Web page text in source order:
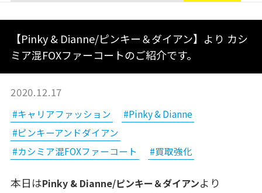
【Pinky & Dianne/ピンキー＆ダイアン】より カシ
ミア混FOXファーコートのご紹介です。
2020.12.17
#キャリアファッション
#Pinky & Dianne
#ピンキーアンドダイアン
#カシミア混FOXファーコート
#買取強化
本日はPinky & Dianne/ピンキー＆ダイアンより